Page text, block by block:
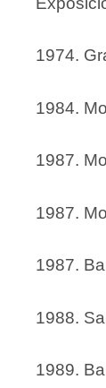
1974.
1984.
1987.
1987.
1987.
1988.
1989.